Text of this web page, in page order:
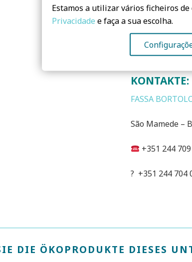
Konsistenz und
Produkten
KONTAKTE:
FASSA
São Mamede –
+351 244
? +351 244 704
DIE ÖKOPRODUKTE DIESES
Estamos a utilizar vários ficheiros de
Privacidade e faça a sua escolha.